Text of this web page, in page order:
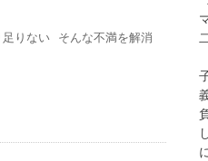
りない そんな不満を解消